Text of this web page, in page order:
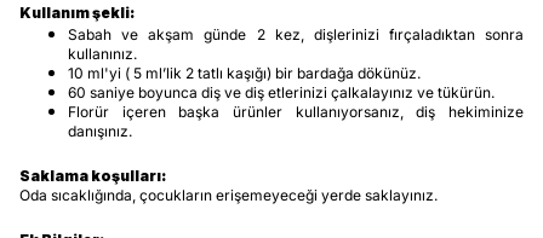
Kullanım şekli:
Sabah ve akşam günde 2 kez, dişlerinizi fırçaladıktan sonra
kullanınız.
10 ml'yi ( 5 ml’lik 2 tatlı kaşığı) bir bardağa dökünüz.
60 saniye boyunca diş ve diş etlerinizi çalkalayınız ve tükürün.
Florür içeren başka ürünler kullanıyorsanız, diş hekiminize
danışınız.
Saklama koşulları:
Oda sıcaklığında, çocukların erişemeyeceği yerde saklayınız.